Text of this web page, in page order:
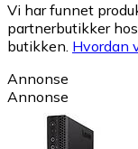
Vi har funnet
partnerbutikker
butikken. Hvordan
Annonse
Annonse